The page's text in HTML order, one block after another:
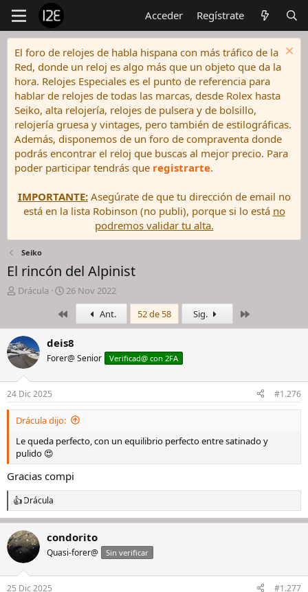
Acceder Regístrate
El foro de relojes de habla hispana con más tráfico de la
Red, donde un reloj es algo más que un objeto que da la
hora. Relojes Especiales es el punto de referencia para
hablar de relojes de todas las marcas, desde Rolex hasta
Seiko, alta relojería, relojes de pulsera y de bolsillo,
relojería gruesa y vintages, pero también de estilográficas.
Además, disponemos de un foro de compraventa donde
podrás encontrar el reloj que buscas al mejor precio. Para
poder participar tendrás que registrarte.
IMPORTANTE:Asegúrate de que tu dirección de email no
está en la lista Robinson (no publi), porque si lo está no
podremos validar tu alta.
Seiko
El rincón del Alpinist
I
c
i
a
o
r
d
e
l
h
i
l
o
Drácula
F
c
h
a
e
i
c
i
o
26 Nov 2022
PrimeroAnt. 52 de 58 Sig.
deis8
Forer@ Senior Verificad@ con 2FA
24 Dic 2025 #1.276
Drácula dijo:
Le queda perfecto, con un equilibrio perfecto entre satinado y
pulido 😍
Gracias compi
R
e
c
c
i
Drácula
condorito
Quasi-forer@ Sin verificar
25 Dic 2025 #1.277